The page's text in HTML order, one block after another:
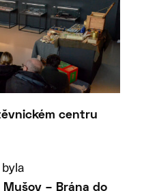
centru
– Brána do